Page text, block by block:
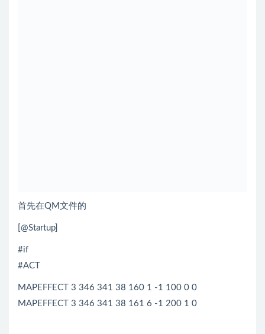
首先在QM文件的
[@Startup]
#if
#ACT
MAPEFFECT 3 346 341 38 160 1 -1 100 0 0
MAPEFFECT 3 346 341 38 161 6 -1 200 1 0